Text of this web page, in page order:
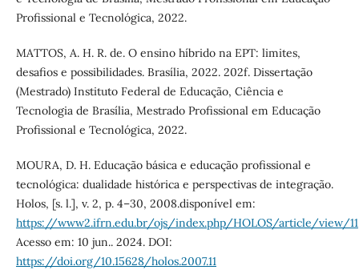
Profissional e Tecnológica, 2022.
MATTOS, A. H. R. de. O ensino híbrido na EPT: limites,
desafios e possibilidades. Brasília, 2022. 202f. Dissertação
(Mestrado) Instituto Federal de Educação, Ciência e
Tecnologia de Brasília, Mestrado Profissional em Educação
Profissional e Tecnológica, 2022.
MOURA, D. H. Educação básica e educação profissional e
tecnológica: dualidade histórica e perspectivas de integração.
Holos, [s. l.], v. 2, p. 4–30, 2008.disponível em:
https://www2.ifrn.edu.br/ojs/index.php/HOLOS/article/view/11
Acesso em: 10 jun.. 2024. DOI:
https://doi.org/10.15628/holos.2007.11